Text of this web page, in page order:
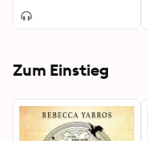
Zum Einstieg